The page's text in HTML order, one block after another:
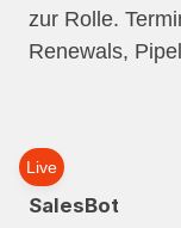
zur Rolle.
Renewals,
Live
SalesBot